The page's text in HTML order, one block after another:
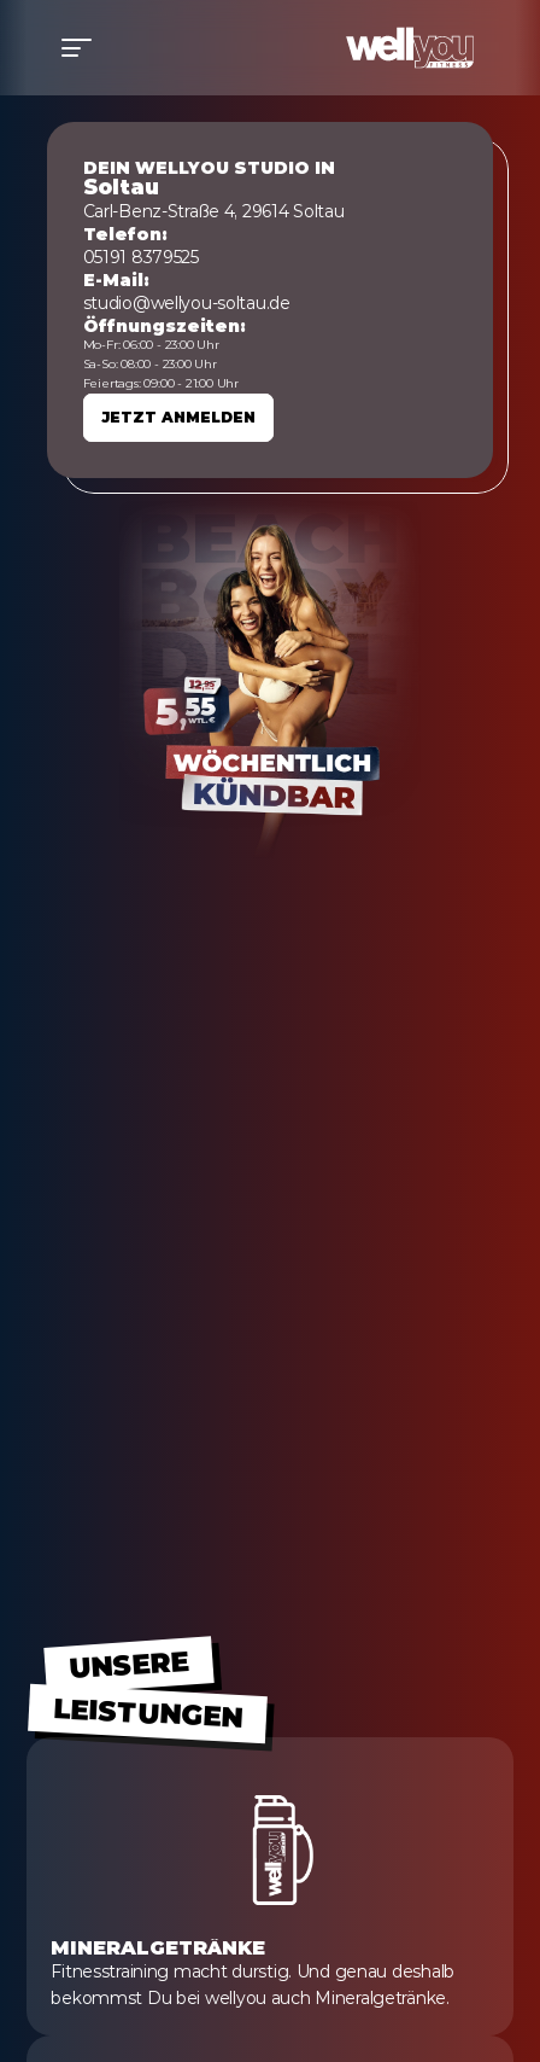
DEIN WELLYOU STUDIO IN
Soltau
Carl-Benz-Straße 4, 29614 Soltau
Telefon:
05191 8379525
E-Mail:
studio@wellyou-soltau.de
Öffnungszeiten:
Mo-Fr: 06:00 - 23:00 Uhr
Sa-So: 08:00 - 23:00 Uhr
Feiertags: 09:00 - 21:00 Uhr
JETZT ANMELDEN
JETZT ANMELDEN
UNSERE
LEISTUNGEN
MINERALGETRÄNKE
Fitnesstraining macht durstig. Und genau deshalb
bekommst Du bei wellyou auch Mineralgetränke.